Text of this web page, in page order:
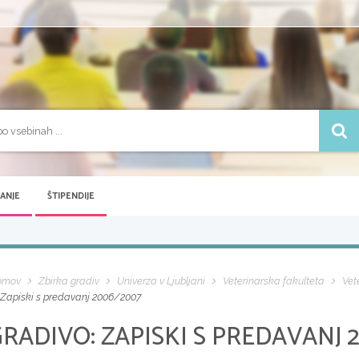
ŠTIPENDIJE
Zbirka gradiv Univerza v Ljubljani Veterinarska fakulteta
Zapiski s predavanj 2006/2007
ZAPISKI S